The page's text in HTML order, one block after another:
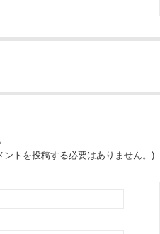
トを投稿する必要はありません。)